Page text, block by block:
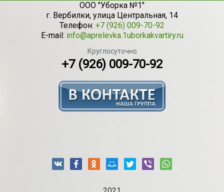
ООО "Уборка №1"
г. Вербилки, улица Центральная, 14
Телефон: +7 (926) 009-70-92
E-mail: info@aprelevka.1uborkakvartiry.ru
Круглосуточно
+7 (926) 009-70-92